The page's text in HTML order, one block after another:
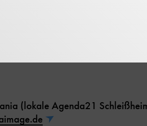
in dem sich die Flora und
(lokale Agenda21